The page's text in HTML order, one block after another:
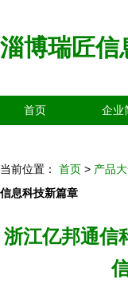
淄博瑞匠信
首页 企业
当前位置： 首页 > 产品
信息科技新篇章
浙江亿邦通信